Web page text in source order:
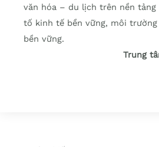
văn hóa – du lịch trên nền tảng
tố kinh tế bền vững, môi trường
bền vững.
Trung